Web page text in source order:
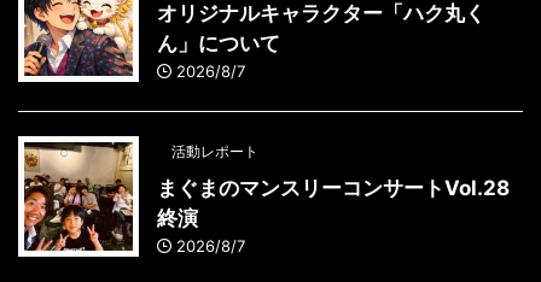
オリジナルキャラクター「ハク丸く
ん」について
2026/8/7
活動レポート
まぐまのマンスリーコンサートVol.28
終演
2026/8/7